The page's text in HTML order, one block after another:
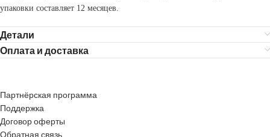
упаковки составляет 12 месяцев.
Детали
Оплата и доставка
Партнёрская программа
Поддержка
Договор оферты
Обратная связь